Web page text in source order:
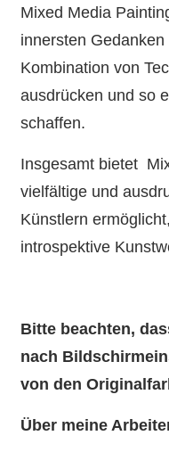
Mixed Media
innersten
Kombination von
ausdrücken und so
schaffen.
Insgesamt bietet
vielfältige und
Künstlern
introspektive
Bitte beachten,
nach
von den
Über meine